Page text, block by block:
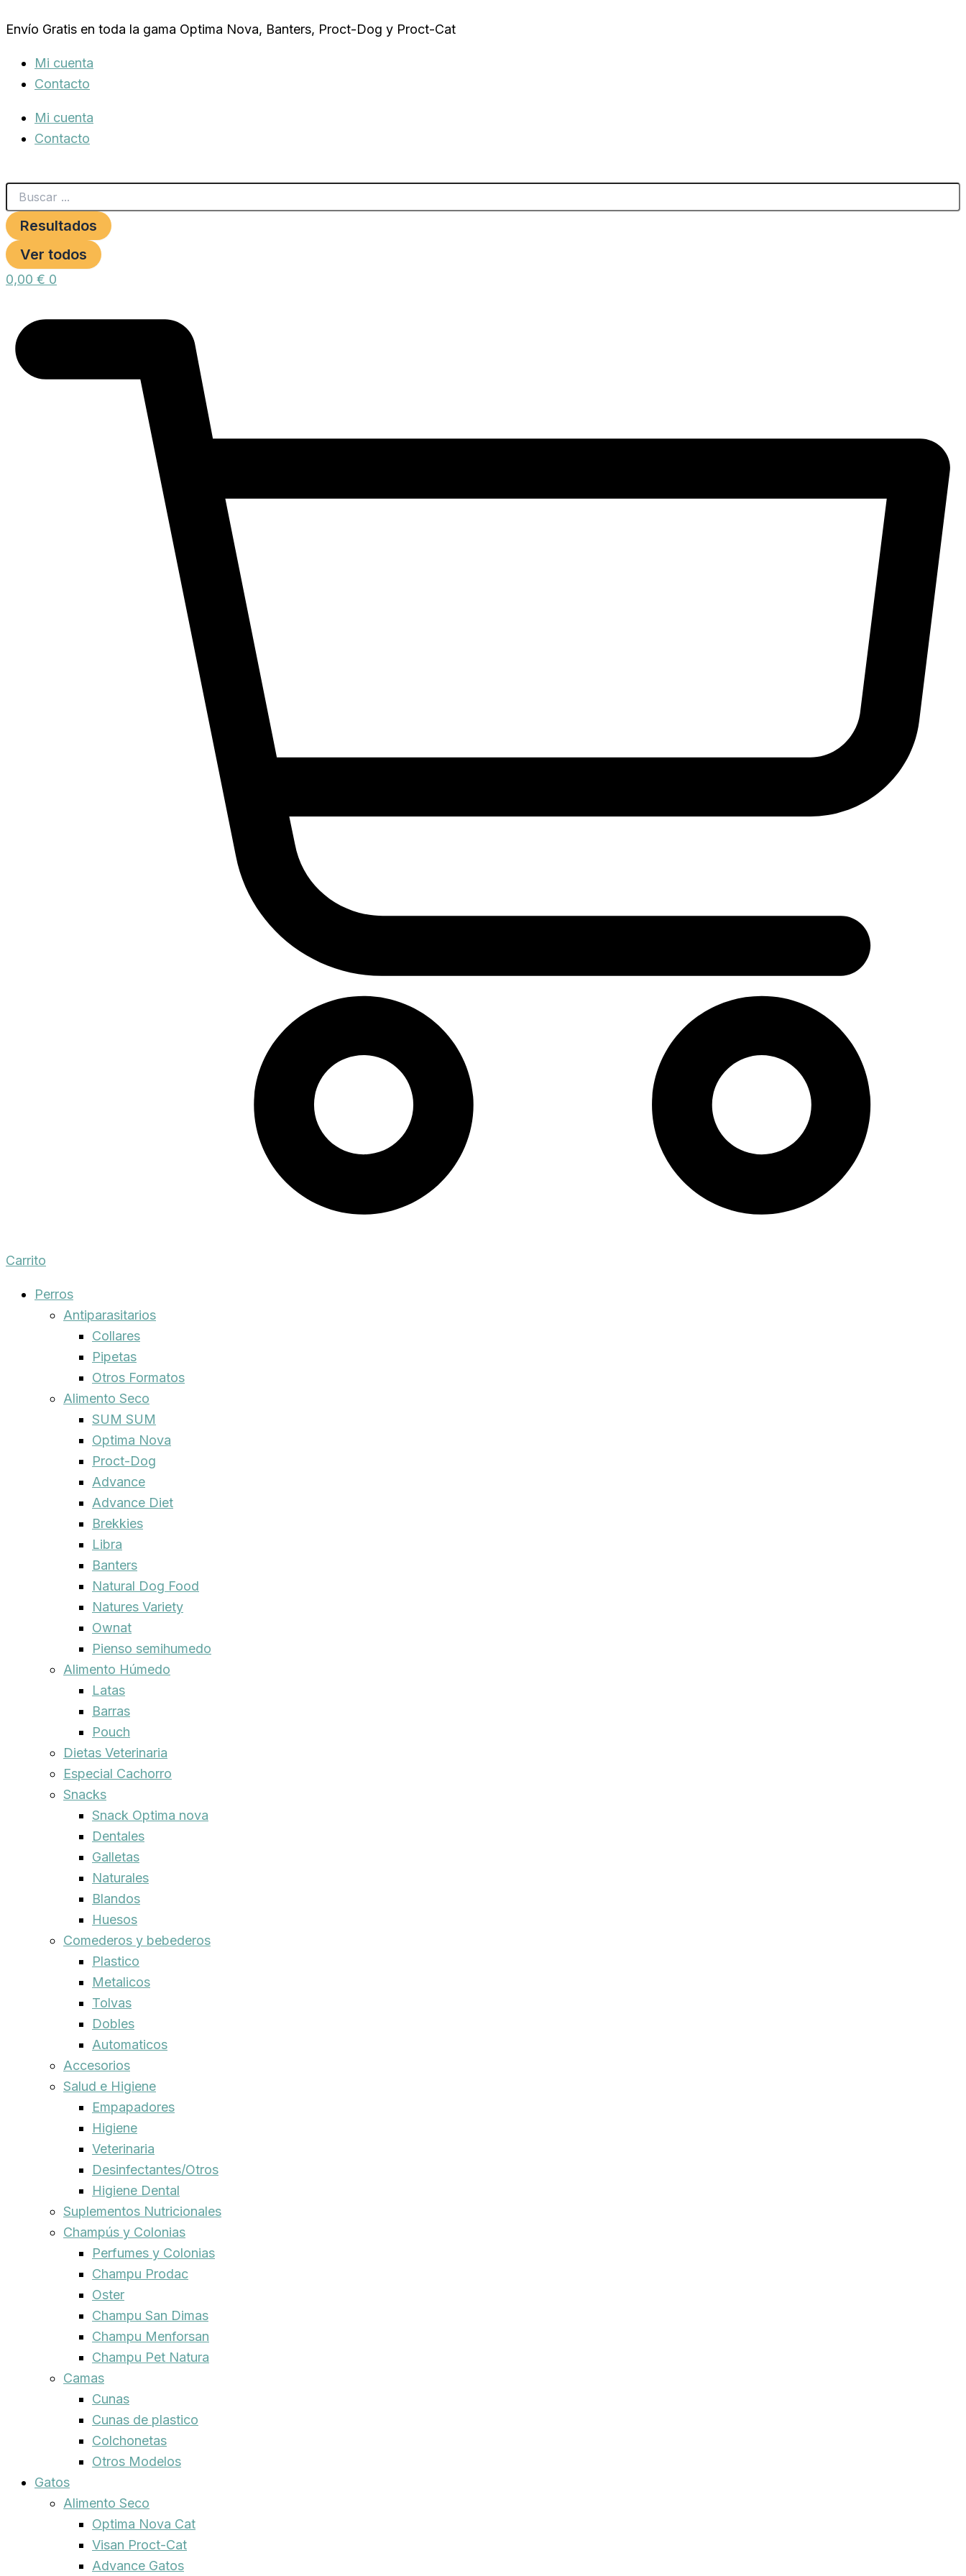
al
Envío Gratis en toda la gama Optima Nova, Banters, Proct-Dog y Proct-Cat
Mi cuenta
Contacto
Mi cuenta
Contacto
Resultados
Ver todos
0,00 € 0
Carrito
Perros
Antiparasitarios
Collares
Pipetas
Otros Formatos
Alimento Seco
SUM SUM
Optima Nova
Proct-Dog
Advance
Advance Diet
Brekkies
Libra
Banters
Natural Dog Food
Natures Variety
Ownat
Pienso semihumedo
Alimento Húmedo
Latas
Barras
Pouch
Dietas Veterinaria
Especial Cachorro
Snacks
Snack Optima nova
Dentales
Galletas
Naturales
Blandos
Huesos
Comederos y bebederos
Plastico
Metalicos
Tolvas
Dobles
Automaticos
Accesorios
Salud e Higiene
Empapadores
Higiene
Veterinaria
Desinfectantes/Otros
Higiene Dental
Suplementos Nutricionales
Champús y Colonias
Perfumes y Colonias
Champu Prodac
Oster
Champu San Dimas
Champu Menforsan
Champu Pet Natura
Camas
Cunas
Cunas de plastico
Colchonetas
Otros Modelos
Gatos
Alimento Seco
Optima Nova Cat
Visan Proct-Cat
Advance Gatos
ACERO
21.5CM.
cantidad